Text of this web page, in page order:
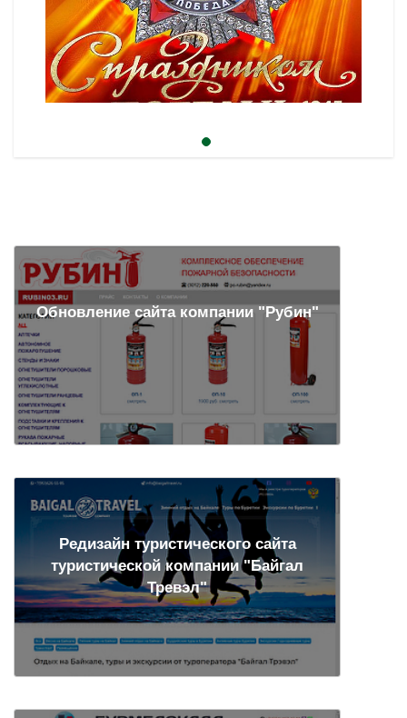
Обновление сайта компании "Рубин"
Редизайн туристического сайта
туристической компании "Байгал
Тревэл"